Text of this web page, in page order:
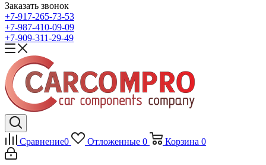
Заказать звонок
+7-917-265-73-53
+7-987-410-09-09
+7-909-311-29-49
Сравнение0 Отложенные 0 Корзина 0